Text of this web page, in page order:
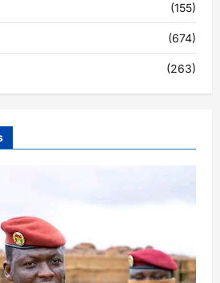
(155)
(674)
(263)